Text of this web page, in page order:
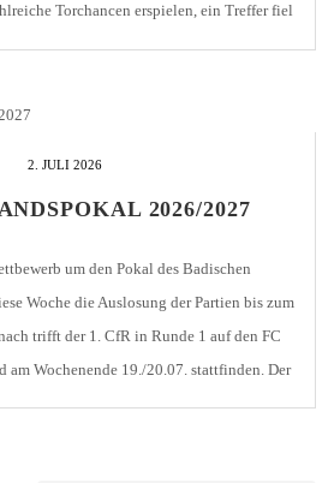
Torchancen erspielen, ein Treffer fiel
2. JULI 2026
2026/2027
um den Pokal des Badischen
Woche die Auslosung der Partien bis zum
trifft der 1. CfR in Runde 1 auf den FC
am Wochenende 19./20.07. stattfinden. Der